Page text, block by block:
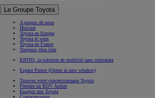
Le Groupe Toyota
A propos de nous
Histoire
Toyota en Europe
Toyota et vous
Toyota en France
Toujours plus loin
KINTO, la solution de mobilité sans contrainte
Espace Presse (Opens in new window)
Trouvez votre concessionnaire Toyota
Prendre un RDV Atelier
Essayez une Toyota
Contactez-nous